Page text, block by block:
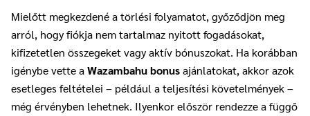
Mielőtt megkezdené a törlési folyamatot, győződjön meg
arról, hogy fiókja nem tartalmaz nyitott fogadásokat,
kifizetetlen összegeket vagy aktív bónuszokat. Ha korábban
igénybe vette aWazambahu bonusajánlatokat, akkor azok
esetleges feltételei – például a teljesítési követelmények –
még érvényben lehetnek. Ilyenkor először rendezze a függő